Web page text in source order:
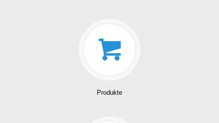
Produkte